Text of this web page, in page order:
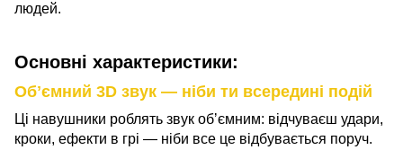
людей.
Основні характеристики:
Обʼємний 3D звук — ніби ти всередині подій
Ці навушники роблять звук обʼємним: відчуваєш удари,
кроки, ефекти в грі — ніби все це відбувається поруч.